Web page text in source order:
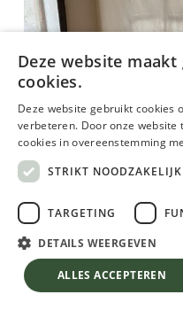
Vorige
Deze website
cookies.
Deze website gebruikt cookies
verbeteren. Door onze
cookies in overeenstemming
STRIKT NOODZAKELIJK
TARGETING
DETAILS WEERGEVEN
ALLES ACCEPTEREN